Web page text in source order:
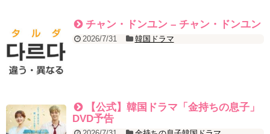
yoon kyun sang
HSF(126)-윤균상 서울숲 벤치 (YUN Kyunsang)(4)September::
Healing in Seoul Forest (서울숲)
yoon kyun sang
ユン・ギュンサン主演「潜入弁護人」第1回特別公開！
ソン・ヘギョ – ソンヘギョ キスまとめ
ハン・ヘジン 한혜진 – Still We (여전히 우리는)
チャン・ドンユン – チャン・ドンユン
2026/7/31 韓国ドラマ
【公式】韓国ドラマ「金持ちの息子」
DVD予告